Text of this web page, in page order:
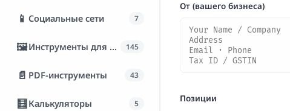
📱 Социальные сети 7
🖼️ Инструменты для изображений 145
📄 PDF-инструменты 43
🧮Калькуляторы 5
От (вашего бизнеса)
Позиции